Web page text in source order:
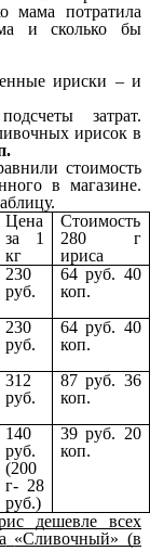
мама потратила
и сколько бы
ириски – и
затрат.
ирисок в
стоимость
в магазине.
Цена
за 1
кг
Стоимость
280 г
ириса
230
руб.
64 руб. 40
коп.
230
руб.
64 руб. 40
коп.
312
руб.
87 руб. 36
коп.
140
руб.
(200
г- 28
руб.)
39 руб. 20
коп.
дешевле всех
«Сливочный» (в